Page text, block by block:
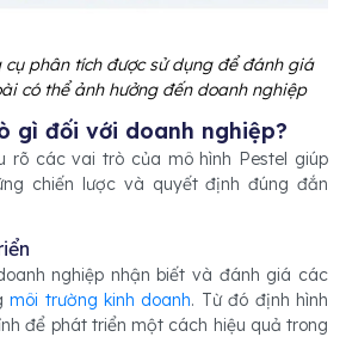
cụ phân tích được sử dụng để đánh giá
có thể ảnh hưởng đến doanh nghiệp
gì đối với doanh nghiệp?
rõ các vai trò của mô hình Pestel giúp
chiến lược và quyết định đúng đắn
nghiệp nhận biết và đánh giá các
môi trường kinh doanh. Từ đó định hình
để phát triển một cách hiệu quả trong